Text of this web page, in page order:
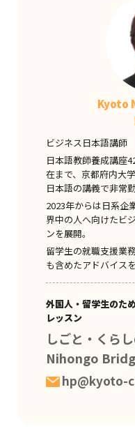
Kyoto
ビジネス日本語講師
日本語教師養成講座
在まで、京都府内大
日本語の講義で非常
2023年からは日系企
界中の人へ向けたビ
ンを展開。
留学生の就職支援業
も含めたアドバイス
外国人・留学生のた
レッスン
しごと・くら
Nihongo
hp@kyoto-